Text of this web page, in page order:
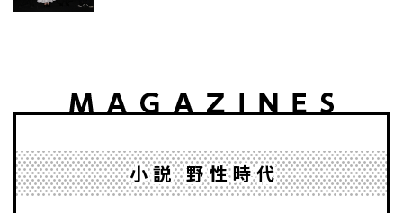
小説 野性時代